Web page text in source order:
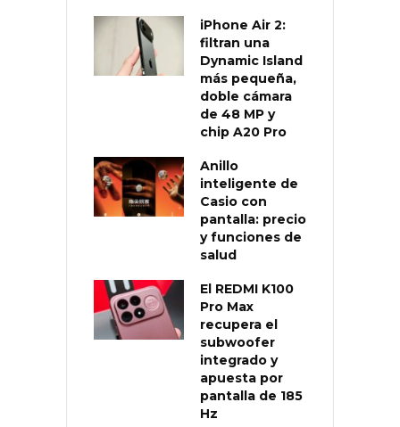
iPhone Air 2:
filtran una
Dynamic Island
más pequeña,
doble cámara
de 48 MP y
chip A20 Pro
Anillo
inteligente de
Casio con
pantalla: precio
y funciones de
salud
El REDMI K100
Pro Max
recupera el
subwoofer
integrado y
apuesta por
pantalla de 185
Hz